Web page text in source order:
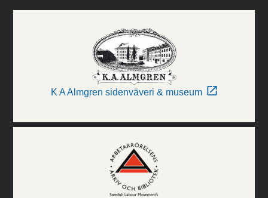
K A Almgren sidenväveri & museum